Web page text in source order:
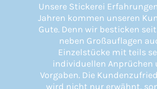
Unsere Stickerei
Jahren kommen unseren
Gute. Denn wir besticken
neben Großauflagen
Einzelstücke mit teils
individuellen Anprüchen
Vorgaben. Die
wird nicht nur erwähnt,